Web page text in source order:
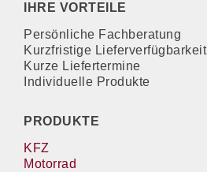
IHRE VORTEILE
Persönliche Fachberatung
Kurzfristige Lieferverfügbarkeit
Kurze Liefertermine
Individuelle Produkte
PRODUKTE
KFZ
Motorrad